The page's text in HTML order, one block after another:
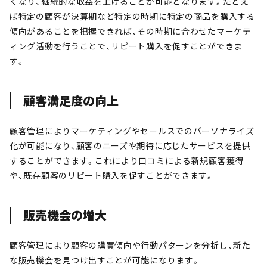
ば特定の顧客が決算期など特定の時期に特定の商品を購入する
傾向があることを把握できれば、その時期に合わせたマーケテ
ィング活動を行うことで、リピート購入を促すことができま
す。
顧客満足度の向上
顧客管理によりマーケティングやセールスでのパーソナライズ
化が可能になり、顧客のニーズや期待に応じたサービスを提供
することができます。これにより口コミによる新規顧客獲得
や、既存顧客のリピート購入を促すことができます。
販売機会の増大
顧客管理により顧客の購買傾向や行動パターンを分析し、新た
な販売機会を見つけ出すことが可能になります。